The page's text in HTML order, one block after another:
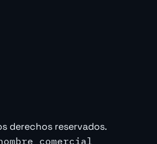
derechos reservados.
comercial